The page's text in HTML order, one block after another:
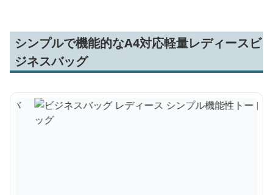
シンプルで機能的なA4対応軽量レディースビ
ジネスバッグ